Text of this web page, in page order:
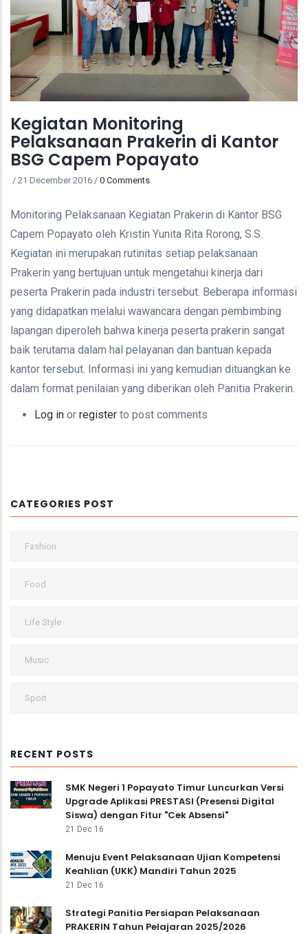
Kegiatan Monitoring
Pelaksanaan Prakerin di Kantor
BSG Capem Popayato
/ 21 December 2016 / 0 Comments
Monitoring Pelaksanaan Kegiatan Prakerin di Kantor BSG
Capem Popayato oleh Kristin Yunita Rita Rorong, S.S.
Kegiatan ini merupakan rutinitas setiap pelaksanaan
Prakerin yang bertujuan untuk mengetahui kinerja dari
peserta Prakerin pada industri tersebut. Beberapa informasi
yang didapatkan melalui wawancara dengan pembimbing
lapangan diperoleh bahwa kinerja peserta prakerin sangat
baik terutama dalam hal pelayanan dan bantuan kepada
kantor tersebut. Informasi ini yang kemudian dituangkan ke
dalam format penilaian yang diberikan oleh Panitia Prakerin.
Log in or register to post comments
CATEGORIES POST
Fashion
Food
Life Style
Music
Sport
RECENT POSTS
SMK Negeri 1 Popayato Timur Luncurkan Versi
Upgrade Aplikasi PRESTASI (Presensi Digital
Siswa) dengan Fitur "Cek Absensi"
21 Dec 16
Menuju Event Pelaksanaan Ujian Kompetensi
Keahlian (UKK) Mandiri Tahun 2025
21 Dec 16
Strategi Panitia Persiapan Pelaksanaan
PRAKERIN Tahun Pelajaran 2025/2026